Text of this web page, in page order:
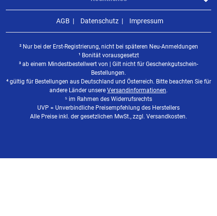
AGB Datenschutz Impressum
² Nur bei der Erst-Registrierung, nicht bei späteren Neu-Anmeldungen
¹ Bonität vorausgesetzt
³ ab einem Mindestbestellwert von | Gilt nicht für Geschenkgutschein-
Bestellungen.
⁴ gültig für Bestellungen aus Deutschland und Österreich. Bitte beachten Sie für
andere Länder unsere Versandinformationen.
⁵ im Rahmen des Widerrufsrechts
UVP = Unverbindliche Preisempfehlung des Herstellers
Alle Preise inkl. der gesetzlichen MwSt., zzgl. Versandkosten.